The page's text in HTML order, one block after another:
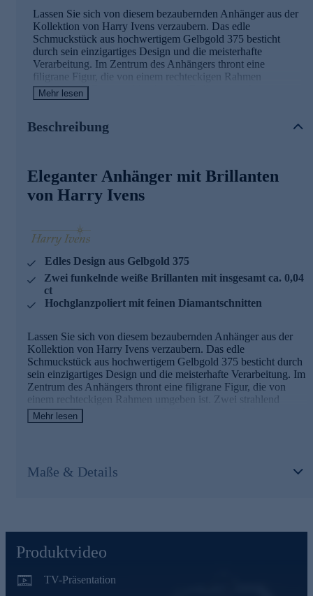
Lassen Sie sich von diesem bezaubernden Anhänger aus der
Kollektion von Harry Ivens verzaubern. Das edle
Schmuckstück aus hochwertigem Gelbgold 375 besticht
durch sein einzigartiges Design und die meisterhafte
Verarbeitung. Im Zentrum des Anhängers thront eine
filigrane Figur, die von einem rechteckigen Rahmen
umgeben ist. Zwei strahlend weiße Brillanten, jeder mit ca.
0,02 ct, setzen funkelnde Akzente und verleihen dem
hochglanzpolierte Oberfläche mit feinen Diamantschnitten
Kette. Die teilweise Rhodinierung unterstreicht die edle
Optik zusätzlich. Ein Schmuckstück, das Ihre Persönlichkeit
auf einzigartige Weise zum Ausdruck bringt und Ihren Stil
Mehr lesen
Beschreibung
Eleganter Anhänger mit Brillanten
von Harry Ivens
Edles Design aus Gelbgold 375
Zwei funkelnde weiße Brillanten mit insgesamt ca. 0,04
ct
Hochglanzpoliert mit feinen Diamantschnitten
Lassen Sie sich von diesem bezaubernden Anhänger aus der
Kollektion von Harry Ivens verzaubern. Das edle
Schmuckstück aus hochwertigem Gelbgold 375 besticht durch
sein einzigartiges Design und die meisterhafte Verarbeitung. Im
Zentrum des Anhängers thront eine filigrane Figur, die von
einem rechteckigen Rahmen umgeben ist. Zwei strahlend
weiße Brillanten, jeder mit ca. 0,02 ct, setzen funkelnde
Akzente und verleihen dem Schmuckstück eine besondere
cm und einer Breite von ca. 2,40 cm ist er ein perfekter
Mehr lesen
Maße & Details
Produktvideo
TV-Präsentation